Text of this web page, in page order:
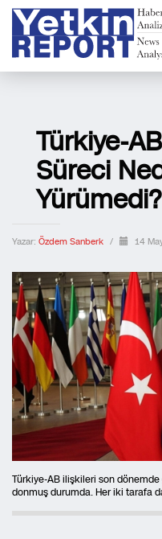
Türkiye-
Süreci
Yürümedi?
Yazar: Özdem Sanberk / 14
Türkiye-AB ilişkileri son
donmuş durumda. Her iki tarafa